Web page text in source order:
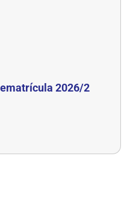
2026/2